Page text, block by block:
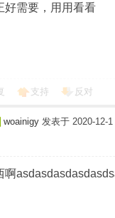
好需要，用用看看
支持 反对
woainigy 发表于 2020-12-
啊